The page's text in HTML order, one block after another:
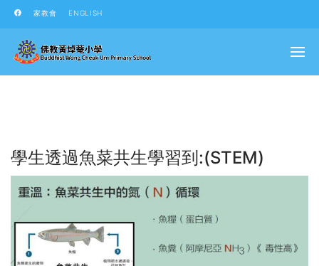
家教會 ENGLISH
學生透過魚菜共生學習到:(STEM)